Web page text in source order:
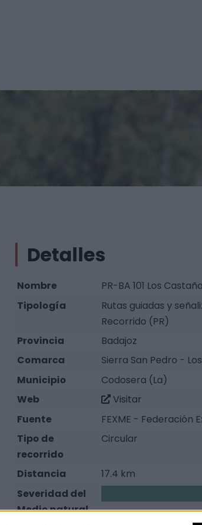
Detalles
Nombre
PR-BA 101 Los
Tipología
Rutas guiadas y
Recorrido (PR)
Provincia
Badajoz
Comarca
Sierra San Pedro -
Municipio
Codosera (La)
Web
Visitar
Fuente
FEXME - Federación
Tipo de
recorrido
Circular
Distancia
17.4 km
Severidad del
Medio natural